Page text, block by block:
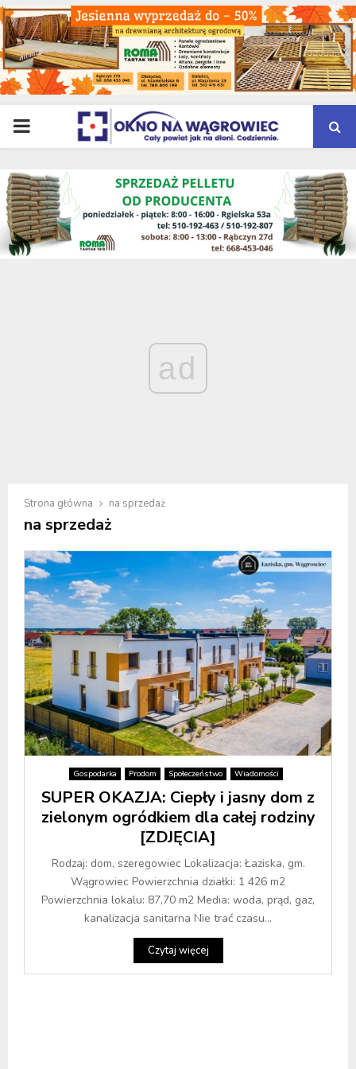
PRIMARY
MENU
ad
Strona główna na sprzedaż
na sprzedaż
Gospodarka Prodom Społeczeństwo Wiadomości
SUPER OKAZJA: Ciepły i jasny dom z
zielonym ogródkiem dla całej rodziny
[ZDJĘCIA]
Rodzaj: dom, szeregowiec Lokalizacja: Łaziska, gm.
Wągrowiec Powierzchnia działki: 1 426 m2
Powierzchnia lokalu: 87,70 m2 Media: woda, prąd, gaz,
kanalizacja sanitarna Nie trać czasu...
Czytaj więcej